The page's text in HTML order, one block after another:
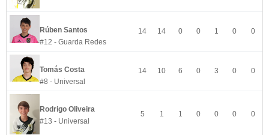
Rúben Santos
#12 - Guarda Redes
14 14 0 0 1 0 0
Tomás Costa
#8 - Universal
14 10 6 0 3 0 0
Rodrigo Oliveira
#13 - Universal
5 1 1 0 0 0 0